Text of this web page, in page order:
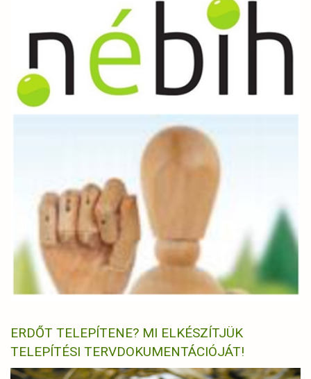
ERDŐT TELEPÍTENE? MI ELKÉSZÍTJÜK
TELEPÍTÉSI TERVDOKUMENTÁCIÓJÁT!